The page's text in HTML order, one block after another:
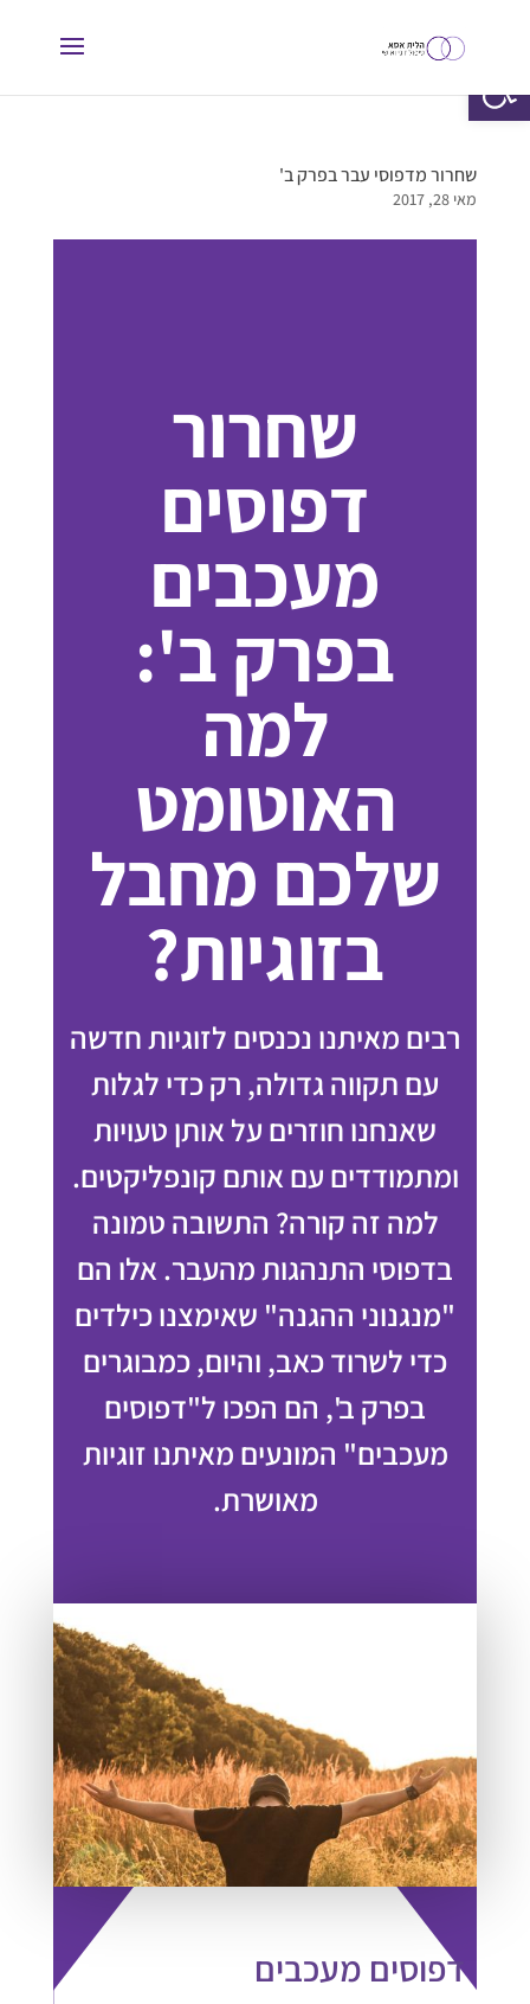
שחרור מדפוסי עבר בפרק ב'
מאי 28, 2017
שחרור
דפוסים
מעכבים
בפרק ב':
למה
האוטומט
שלכם מחבל
בזוגיות?
רבים מאיתנו נכנסים לזוגיות חדשה
עם תקווה גדולה, רק כדי לגלות
שאנחנו חוזרים על אותן טעויות
ומתמודדים עם אותם קונפליקטים.
למה זה קורה? התשובה טמונה
בדפוסי התנהגות מהעבר. אלו הם
"מנגנוני ההגנה" שאימצנו כילדים
כדי לשרוד כאב, והיום, כמבוגרים
בפרק ב', הם הפכו ל"דפוסים
מעכבים" המונעים מאיתנו זוגיות
מאושרת.
דפוסים מעכבים
פתח סרגל נגישות